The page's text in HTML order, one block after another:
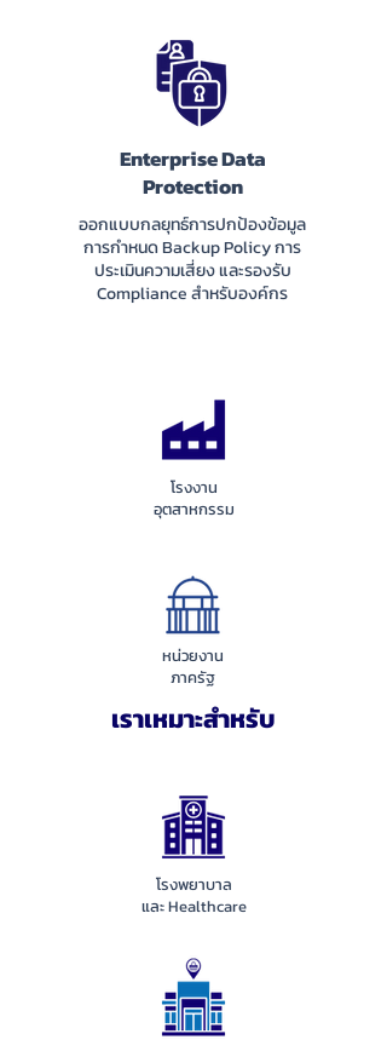
Enterprise Data
Protection
ออกแบบกลยุทธ์การปกป้องข้อมูล
การกำหนด Backup Policy การ
ประเมินความเสี่ยง และรองรับ
Compliance สำหรับองค์กร
โรงงาน
อุตสาหกรรม
หน่วยงาน
ภาครัฐ
เราเหมาะสำหรับ
โรงพยาบาล
และ Healthcare